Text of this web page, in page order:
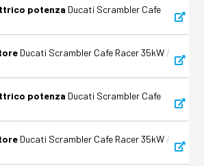
potenza Ducati Scrambler Cafe
Ducati Scrambler Cafe Racer 35kW |
potenza Ducati Scrambler Cafe
Ducati Scrambler Cafe Racer 35kW |